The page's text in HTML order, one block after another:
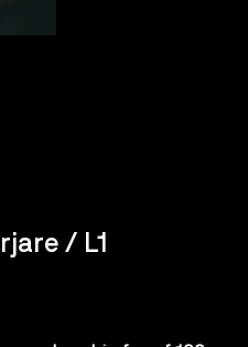
/ L1